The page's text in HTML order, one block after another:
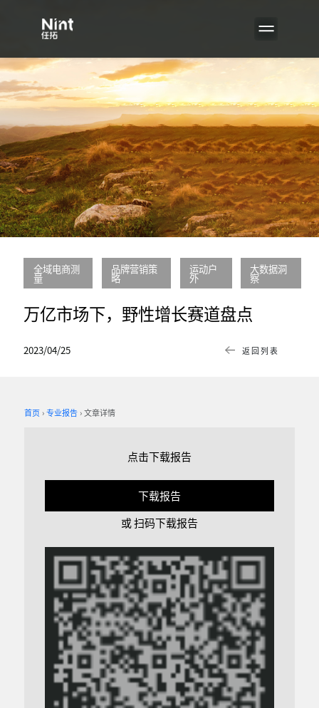
返回列表
2023/04/25
万亿市场下，野性增长赛道盘点
全域电商测
量
品牌营销策
略
运动户
外
大数据洞
察
首页 专业报告 文章详情
点击下载报告
下载报告
或 扫码下载报告